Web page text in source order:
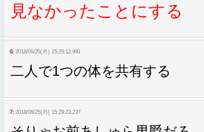
見なかったことにする
6: 2018/06/25(月) 15:29:12.991
二人で1つの体を共有する
7: 2018/06/25(月) 15:29:23.237